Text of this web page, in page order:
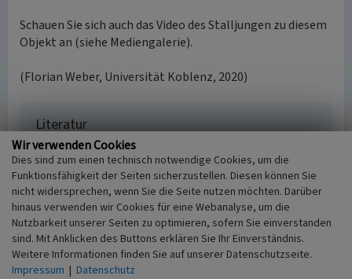
Schauen Sie sich auch das Video des Stalljungen zu diesem
Objekt an (siehe Mediengalerie).
(Florian Weber, Universität Koblenz, 2020)
Literatur
Generaldirektion Kulturelles Erbe Rheinland-Pfalz
(Hrsg.) (2023) Nachrichtliches Verzeichnis der
Kulturdenkmäler, Kreisfreie Stadt Zweibrücken.
Denkmalverzeichnis kreisfreie Stadt Zweibrücken,
14. März 2023. Mainz. Online verfügbar:
denkmalliste.gdke-rlp.de/Zweibrücken, abgerufen
am 16.06.2023
Wir verwenden Cookies
Dies sind zum einen technisch notwendige Cookies, um die
Funktionsfähigkeit der Seiten sicherzustellen. Diesen können Sie
nicht widersprechen, wenn Sie die Seite nutzen möchten. Darüber
hinaus verwenden wir Cookies für eine Webanalyse, um die
Nutzbarkeit unserer Seiten zu optimieren, sofern Sie einverstanden
sind. Mit Anklicken des Buttons erklären Sie Ihr Einverständnis.
Weitere Informationen finden Sie auf unserer Datenschutzseite.
Impressum | Datenschutz